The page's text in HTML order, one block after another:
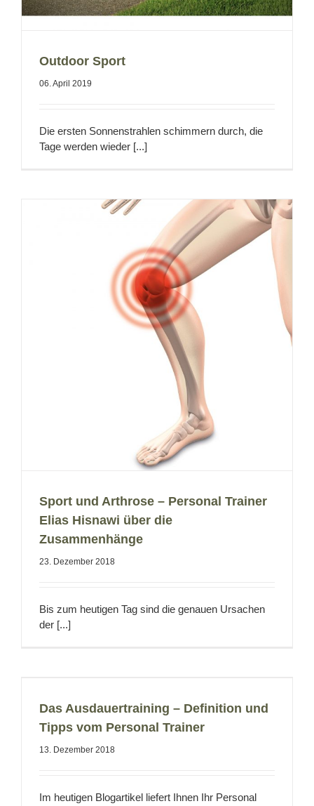
Outdoor Sport
06. April 2019
Die ersten Sonnenstrahlen schimmern durch, die
Tage werden wieder [...]
Sport und Arthrose – Personal Trainer
Elias Hisnawi über die
Zusammenhänge
23. Dezember 2018
Bis zum heutigen Tag sind die genauen Ursachen
der [...]
Das Ausdauertraining – Definition und
Tipps vom Personal Trainer
13. Dezember 2018
Im heutigen Blogartikel liefert Ihnen Ihr Personal